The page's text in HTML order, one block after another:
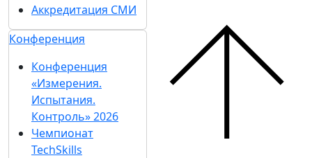
Аккредитация СМИ
Конференция
Конференция
«Измерения.
Испытания.
Контроль» 2026
Чемпионат
TechSkills